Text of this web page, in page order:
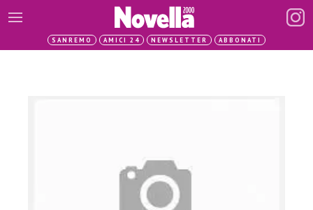
SANREMO AMICI 24 NEWSLETTER ABBONATI